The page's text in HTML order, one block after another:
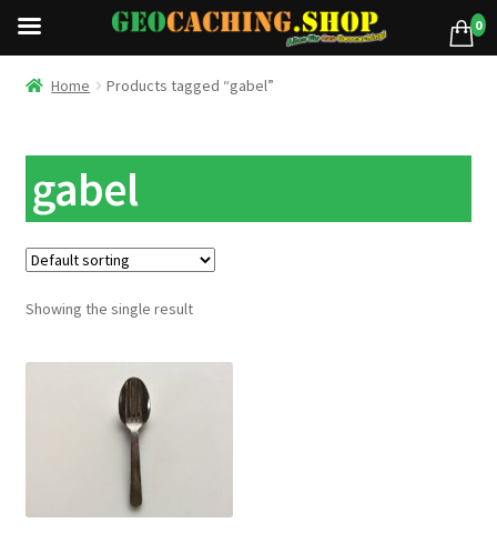
Home Products tagged “gabel”
gabel
Showing the single result
0